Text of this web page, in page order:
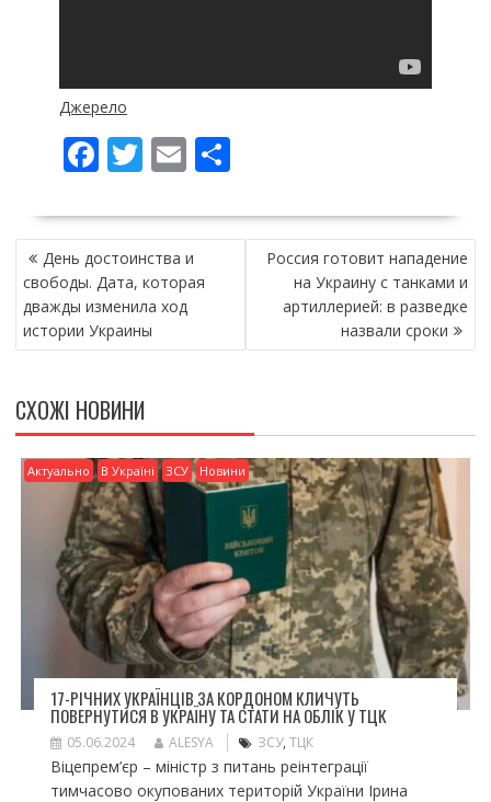
Джерело
F
e
b
o
o
k
T
itt
er
E
ai
l
П
ді
и
НАВІГАЦІЯ
ЗАПИСІВ
День достоинства и
свободы. Дата, которая
дважды изменила ход
истории Украины
Россия готовит нападение
на Украину с танками и
артиллерией: в разведке
назвали сроки
СХОЖІ НОВИНИ
Актуально В Україні ЗСУ Новини
17-РІЧНИХ УКРАЇНЦІВ ЗА КОРДОНОМ КЛИЧУТЬ
ПОВЕРНУТИСЯ В УКРАЇНУ ТА СТАТИ НА ОБЛІК У ТЦК
05.06.2024 ALESYA ЗСУ, ТЦК
Віцепрем’єр – міністр з питань реінтеграції
тимчасово окупованих територій України Ірина